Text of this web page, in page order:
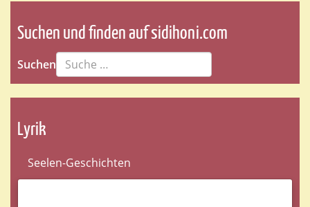
Suchen und finden auf sidihoni.com
Suchen
Lyrik
Seelen-Geschichten